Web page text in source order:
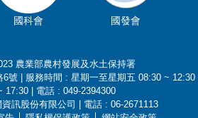
國科會
國發會
農業部農村發展及水土保持署
號 | 服務時間 : 星期一至星期五 08:30 ~ 12:30
17:30 | 電話 : 049-2394300
訊股份有限公司 | 電話 : 06-2671113